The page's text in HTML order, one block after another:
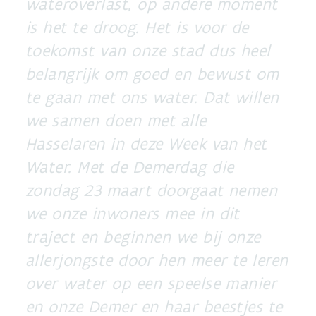
is het te droog. Het is voor de
toekomst van onze stad dus heel
belangrijk om goed en bewust om
te gaan met ons water. Dat willen
we samen doen met alle
Hasselaren in deze Week van het
Water. Met de Demerdag die
zondag 23 maart doorgaat nemen
we onze inwoners mee in dit
traject en beginnen we bij onze
allerjongste door hen meer te leren
over water op een speelse manier
en onze Demer en haar beestjes te